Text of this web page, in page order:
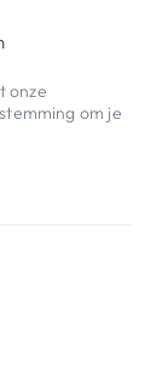
onze
om je